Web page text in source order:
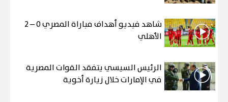
شاهد فيديو أهداف مباراة المصري 0 – 2
الأهلي
الرئيس السيسي يتفقد القوات المصرية
في الإمارات خلال زيارة أخوية